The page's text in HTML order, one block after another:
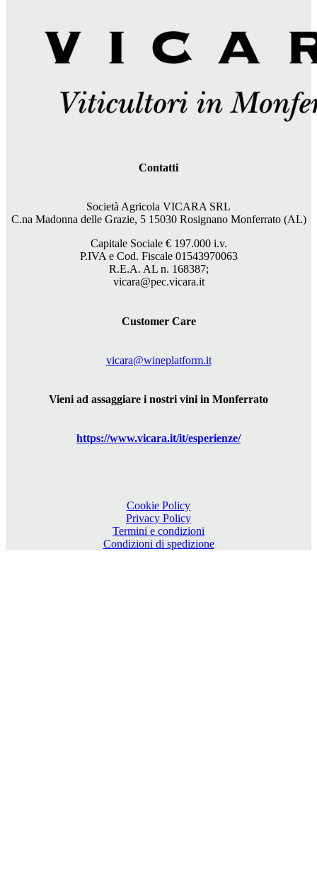
Contatti
Società Agricola VICARA SRL
C.na Madonna delle Grazie, 5 15030 Rosignano Monferrato (AL)
Capitale Sociale € 197.000i.v.
P.IVA e Cod. Fiscale 01543970063
R.E.A. AL n. 168387;
vicara@pec.vicara.it
Customer Care
vicara@wineplatform.it
Vieni ad assaggiare i nostri vini in Monferrato
https://www.vicara.it/it/esperienze/
Cookie Policy
Privacy Policy
Termini e condizioni
Condizioni di spedizione